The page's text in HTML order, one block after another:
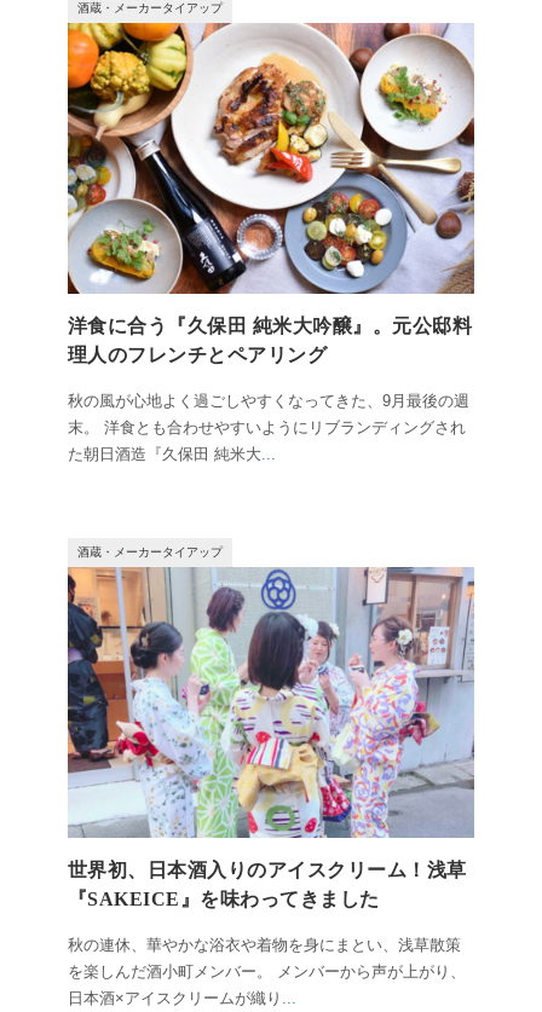
酒蔵・メーカータイアップ
洋食に合う『久保田 純米大吟醸』。元公邸料
理人のフレンチとペアリング
秋の風が心地よく過ごしやすくなってきた、9月最後の週
末。 洋食とも合わせやすいようにリブランディングされ
た朝日酒造『久保田 純米大...
酒蔵・メーカータイアップ
世界初、日本酒入りのアイスクリーム！浅草
『SAKEICE』を味わってきました
秋の連休、華やかな浴衣や着物を身にまとい、浅草散策
を楽しんだ酒小町メンバー。 メンバーから声が上がり、
日本酒×アイスクリームが織り ...